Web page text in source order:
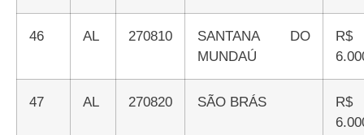
46 AL 270810
SANTANA DO
MUNDAÚ
R$
47 AL 270820 SÃO BRÁS
R$